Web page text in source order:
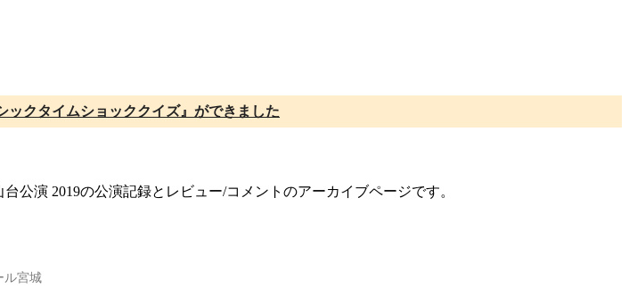
ックタイムショッククイズ』ができました
公演 2019の公演記録とレビュー/コメントのアーカイブページです。
ル宮城